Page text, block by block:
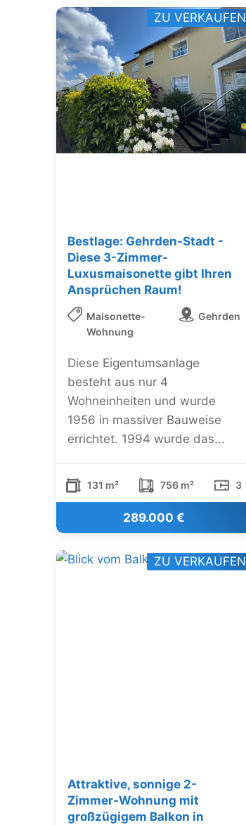
Bestlage: Gehrden-Stadt -
Diese 3-Zimmer-
Luxusmaisonette gibt Ihren
Ansprüchen Raum!
Maisonette-
Wohnung
Gehrden
Diese Eigentumsanlage
besteht aus nur 4
Wohneinheiten und wurde
1956 in massiver Bauweise
errichtet. 1994 wurde das...
131 m² 756 m² 3
289.000 €
ZU VERKAUFEN
Attraktive, sonnige 2-
Zimmer-Wohnung mit
großzügigem Balkon in
ZU VERKAUFEN